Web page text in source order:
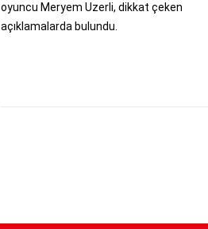
oyuncu Meryem Uzerli, dikkat çeken
açıklamalarda bulundu.